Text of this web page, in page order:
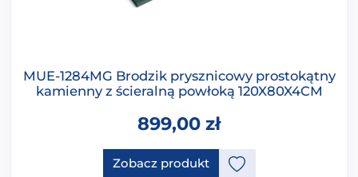
MUE-1284MG Brodzik prysznicowy prostokątny
kamienny z ścieralną powłoką 120X80X4CM
899,00 zł
Zobacz produktTen produkt ma opcje, które